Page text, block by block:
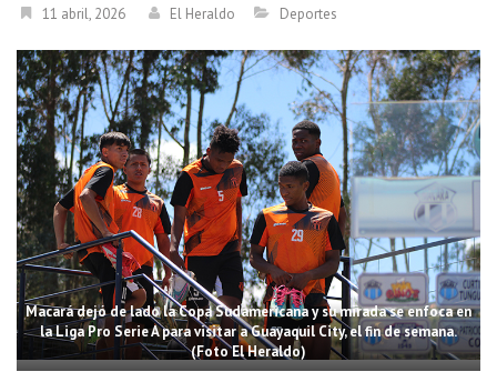
11 abril, 2026 El Heraldo Deportes
Macará dejó de lado la Copa Sudamericana y su mirada se enfoca en
la Liga Pro Serie A para visitar a Guayaquil City, el fin de semana.
(Foto El Heraldo)